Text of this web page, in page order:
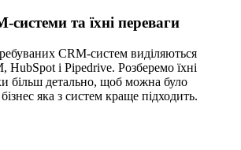
та їхні переваги
CRM-систем виділяються
HubSpot і Pipedrive. Розберемо їхні
більш детально, щоб можна було
яка з систем краще підходить.